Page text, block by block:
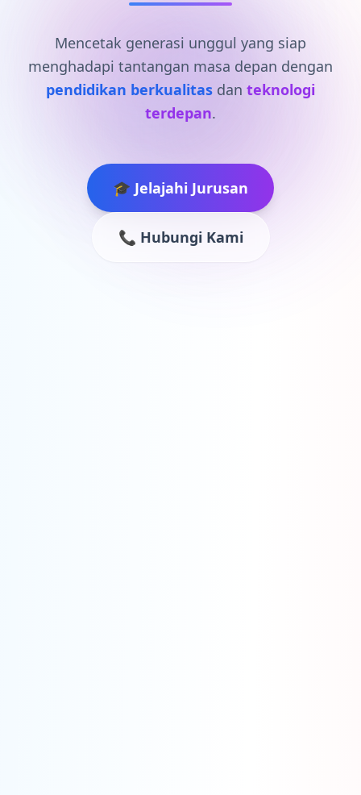
Mencetak generasi unggul yang siap
menghadapi tantangan masa depan dengan
pendidikan berkualitas dan teknologi
terdepan.
🎓 Jelajahi Jurusan
📞 Hubungi Kami